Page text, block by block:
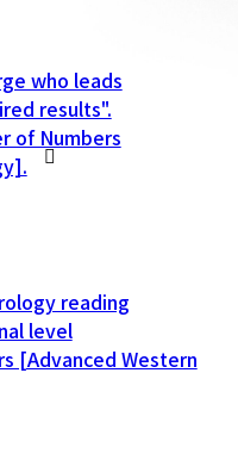
who leads
results".
of Numbers
reading
level
[Advanced Western